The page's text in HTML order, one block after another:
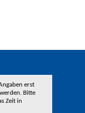
erst
Bitte
Zeit in